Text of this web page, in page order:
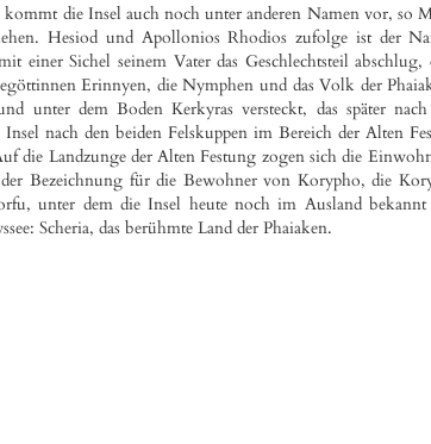
die Insel auch noch unter anderen Namen vor, so
Hesiod und Apollonios Rhodios zufolge ist der
einer Sichel seinem Vater das Geschlechtsteil
Erinnyen, die Nymphen und das Volk der
unter dem Boden Kerkyras versteckt, das später
nach den beiden Felskuppen im Bereich der Alten
die Landzunge der Alten Festung zogen sich die
Bezeichnung für die Bewohner von Korypho, die
unter dem die Insel heute noch im Ausland
Scheria, das berühmte Land der Phaiaken.